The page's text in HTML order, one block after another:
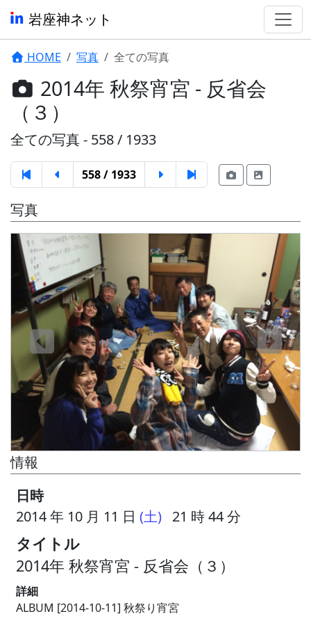
岩座神ネット
HOME 写真 全ての写真
2014年 秋祭宵宮 - 反省会
（３）
全ての写真 - 558 / 1933
558 / 1933
写真
情報
日時
2014 年 10 月 11 日 (土) 21 時 44 分
タイトル
2014年 秋祭宵宮 - 反省会（３）
詳細
ALBUM [2014-10-11] 秋祭り宵宮